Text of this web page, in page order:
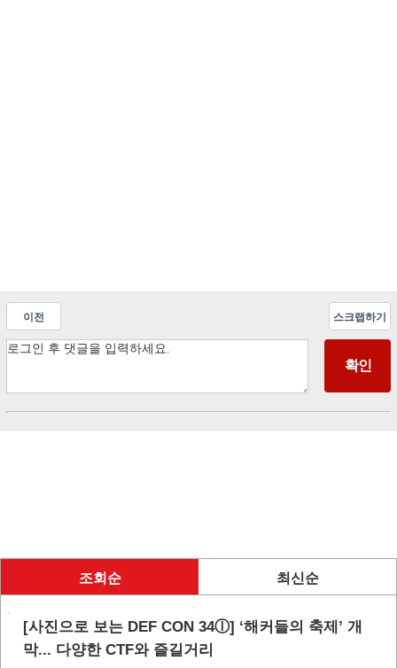
이전 스크랩하기
조회순 최신순
[사진으로 보는 DEF CON 34ⓛ] ‘해커들의 축제’ 개
막... 다양한 CTF와 즐길거리